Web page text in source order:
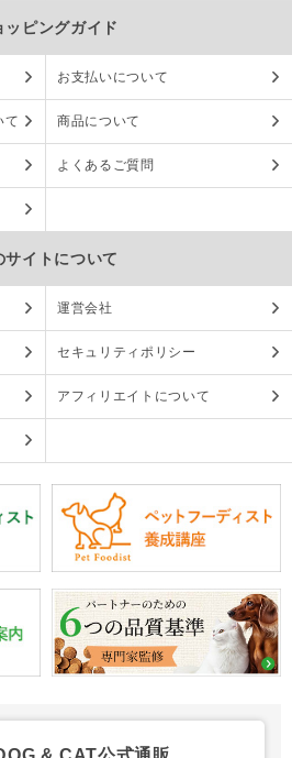
ッピングガイド
お支払いについて
て 商品について
よくあるご質問
サイトについて
運営会社
セキュリティポリシー
アフィリエイトについて